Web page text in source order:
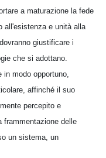
a maturazione la fede
all'esistenza e unità alla
giustificare i
che si adottano.
modo opportuno,
affinché il suo
percepito e
delle
un sistema, un